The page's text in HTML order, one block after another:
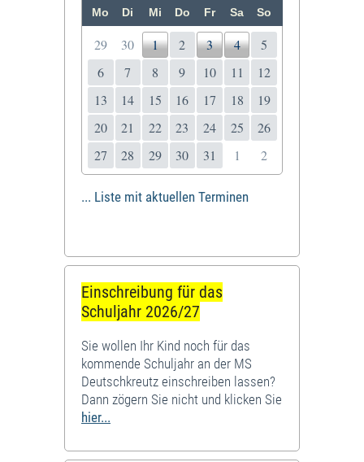
Mo Di Mi Do Fr Sa So
29 30 1 2 3 4
5
6
7 8 9 10 11
12
13
14 15 16 17 18
19
20
21 22 23 24 25
26
27
28 29 30 31 1 2
... Liste mit aktuellen Terminen
Einschreibung für das
Schuljahr 2026/27
Sie wollen Ihr Kind noch für das
kommende Schuljahr an der MS
Deutschkreutz einschreiben lassen?
Dann zögern Sie nicht und klicken Sie
hier...